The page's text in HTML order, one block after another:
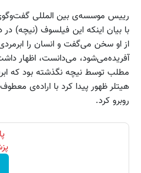
رییس موسسه‌ی بین المللی
با بیان اینکه این فیلسوف (نیچه)
از او سخن می‌گفت و انسان را
آفریده‌می‌شود، می‌دانست، اظهار
مطلب توسط نیچه نگذشته بود که
هیتلر ظهور پیدا کرد با اراده‌ی
روبرو کرد.